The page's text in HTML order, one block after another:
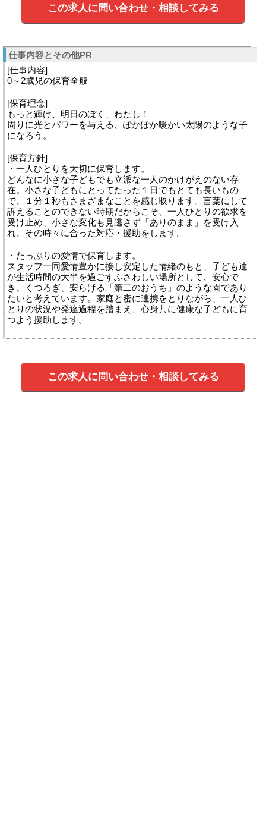
この求人に問い合わせ・相談してみる
仕事内容とその他PR
[仕事内容]
0～2歳児の保育全般
[保育理念]
もっと輝け、明日のぼく、わたし！
周りに光とパワーを与える、ぽかぽか暖かい太陽のような子
になろう。
[保育方針]
・一人ひとりを大切に保育します。
どんなに小さな子どもでも立派な一人のかけがえのない存
在。小さな子どもにとってたった１日でもとても長いもの
で、１分１秒もさまざまなことを感じ取ります。言葉にして
訴えることのできない時期だからこそ、一人ひとりの欲求を
受け止め、小さな変化も見逃さず「ありのまま」を受け入
れ、その時々に合った対応・援助をします。
・たっぷりの愛情で保育します。
スタッフ一同愛情豊かに接し安定した情緒のもと、子ども達
が生活時間の大半を過ごすふさわしい場所として、安心で
き、くつろぎ、安らげる「第二のおうち」のような園であり
たいと考えています。家庭と密に連携をとりながら、一人ひ
とりの状況や発達過程を踏まえ、心身共に健康な子どもに育
つよう援助します。
この求人に問い合わせ・相談してみる